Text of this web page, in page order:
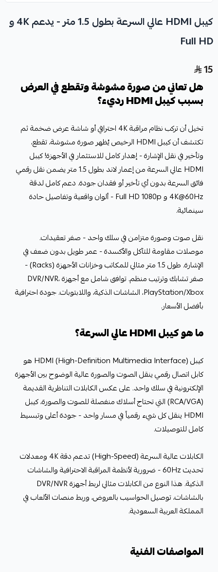
كيبل HDMI عالي السرعة بطول 1.5 متر - يدعم 4K و
Full HD
15
هل تعاني من صورة مشوشة وتقطع في العرض
بسبب كيبل HDMI رديء؟
تخيل أن تركب نظام مراقبة 4K احترافي أو شاشة عرض ضخمة ثم
تكتشف أن كيبل HDMI الرخيص يُظهر صورة مشوشة، تقطع،
وتأخير في نقل الإشارة - إهدار كامل للاستثمار في الأجهزة! كيبل
HDMI عالي السرعة من إعمار لاند بطول 1.5 متر يضمن نقل رقمي
فائق السرعة بدون أي تأخير أو فقدان جودة. دعم كامل لدقة
4K@60Hz و Full HD 1080p - ألوان واقعية وتفاصيل حادة
سينمائية.
نقل صوت وصورة متزامن في سلك واحد - صفر تعقيدات.
موصلات مقاومة للتآكل والأكسدة - عمر طويل بدون ضعف في
الإشارة. طول 1.5 متر مثالي للمكاتب وخزانات الأجهزة (Racks) -
صفر تشابك وترتيب منظم. توافق شامل مع أجهزة DVR/NVR،
PlayStation/Xbox، الشاشات الذكية، واللابتوبات. جودة احترافية
بأفضل الأسعار.
ما هو كيبل HDMI عالي السرعة؟
كيبل HDMI (High-Definition Multimedia Interface) هو
كابل اتصال رقمي ينقل الصوت والصورة عالية الوضوح بين الأجهزة
الإلكترونية في سلك واحد. على عكس الكابلات التناظرية القديمة
(RCA/VGA) التي تحتاج أسلاك منفصلة للصوت والصورة، كيبل
HDMI ينقل كل شيء رقمياً في مسار واحد - جودة أعلى وتبسيط
كامل للتوصيلات.
الكابلات عالية السرعة (High-Speed) تدعم دقة 4K ومعدلات
تحديث 60Hz - ضرورية لأنظمة المراقبة الاحترافية والشاشات
الذكية. هذا النوع من الكابلات مثالي لربط أجهزة DVR/NVR
بالشاشات، توصيل الحواسيب بالعروض، وربط منصات الألعاب في
المملكة العربية السعودية.
المواصفات الفنية